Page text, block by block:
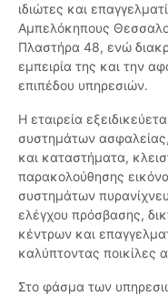
ιδιώτες και
Αμπελόκηπους
Πλαστήρα 48, ενώ
εμπειρία της και την
επιπέδου υπηρεσιών.
Η εταιρεία
συστημάτων
και καταστήματα,
παρακολούθησης
συστημάτων
ελέγχου πρόσβασης,
κέντρων και
καλύπτοντας ποικίλες
Στο φάσμα των